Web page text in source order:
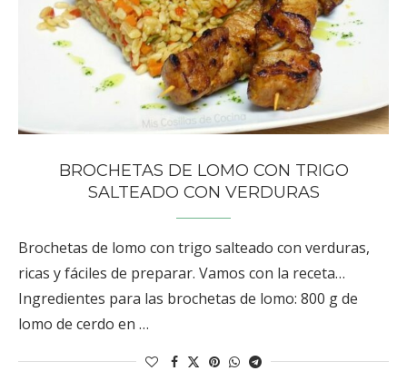
BROCHETAS DE LOMO CON TRIGO
SALTEADO CON VERDURAS
Brochetas de lomo con trigo salteado con verduras,
ricas y fáciles de preparar. Vamos con la receta…
Ingredientes para las brochetas de lomo: 800 g de
lomo de cerdo en …